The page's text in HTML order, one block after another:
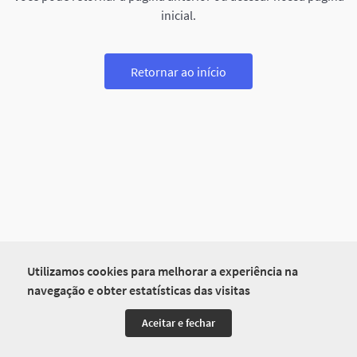
Utilizamos cookies para melhorar a experiência na
navegação e obter estatísticas das visitas
Aceitar e fechar
inicial.
Retornar ao início